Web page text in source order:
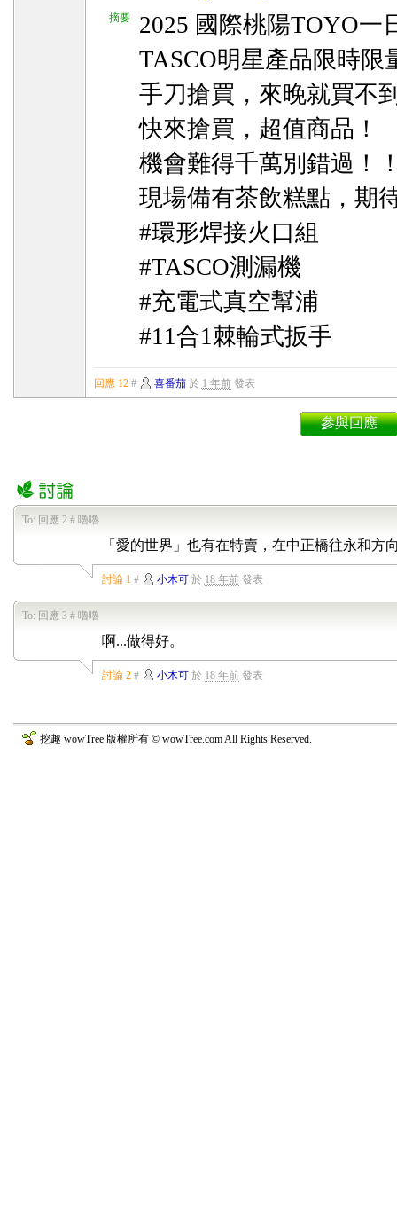
摘要
2025 國際桃陽TOYO一
TASCO明星產品限時限
手刀搶買，來晚就買不
快來搶買，超值商品！
機會難得千萬別錯過！
現場備有茶飲糕點，期
#環形焊接火口組
#TASCO測漏機
#充電式真空幫浦
#11合1棘輪式扳手
回應 12 # 喜番茄於 1 年前發表
參與回應
To: 回應 2 # 嚕嚕
「愛的世界」也有在特賣，在中正橋往永和方
討論 1 # 小木可於 18 年前發表
To: 回應 3 # 嚕嚕
啊...做得好。
討論 2 # 小木可於 18 年前發表
挖趣 wowTree 版權所有 © wowTree.com All Rights Reserved.